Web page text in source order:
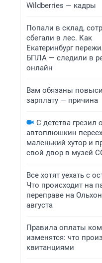
Wildberries — кадры
Попали в склад,
сбегали в лес. Как
Екатеринбург
БПЛА — следили в
онлайн
Вам обязаны
зарплату — причина
С детства грезил
автоплюшкин
маленький хутор и
свой двор в музей
Все хотят уехать с
Что происходит на
переправе на
августа
Правила оплаты
изменятся: что
квитанциями